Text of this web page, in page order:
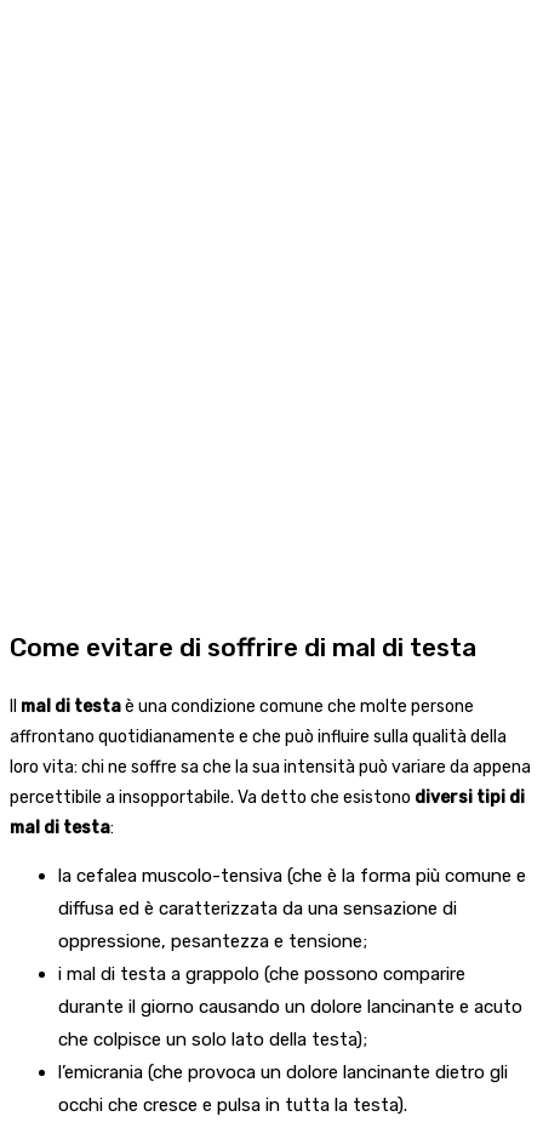
Come evitare di soffrire di mal di testa
mal di testaè una condizione comune che molte persone
affrontano quotidianamente e che può influire sulla qualità della
loro vita: chi ne soffre sa che la sua intensità può variare da appena
percettibile a insopportabile. Va detto che esistono diversi tipi di
mal di testa:
la cefalea muscolo-tensiva (che è la forma più comune e
diffusa ed è caratterizzata da una sensazione di
oppressione, pesantezza e tensione;
i mal di testa a grappolo (che possono comparire
durante il giorno causando un dolore lancinante e acuto
che colpisce un solo lato della testa);
l’emicrania (che provoca un dolore lancinante dietro gli
occhi che cresce e pulsa in tutta la testa).